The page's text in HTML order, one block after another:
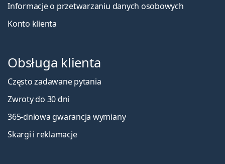
Informacje o przetwarzaniu danych osobowych
Konto klienta
Obsługa klienta
Często zadawane pytania
Zwroty do 30 dni
365-dniowa gwarancja wymiany
Skargi i reklamacje